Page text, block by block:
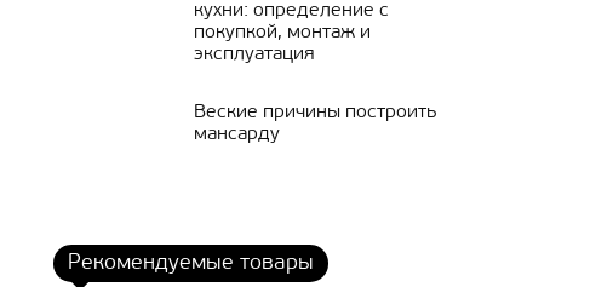
кухни: определение с
покупкой, монтаж и
эксплуатация
Веские причины построить
мансарду
Рекомендуемые товары